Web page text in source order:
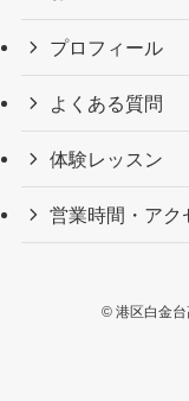
プロフィール
よくある質問
体験レッスン
営業時間・アク
© 港区白金